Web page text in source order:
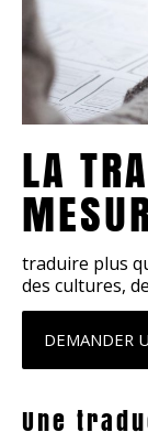
LA
traduire plus
des cultures,
DEMANDER
Une